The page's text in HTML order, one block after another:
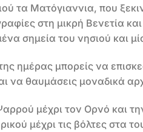
τα Ματόγιαννια, που
στη μικρή Βενετία
σημεία του νησιού και
ημέρας μπορείς να
να θαυμάσεις μοναδικά
μέχρι τον Ορνό και
μέχρι τις βόλτες στα